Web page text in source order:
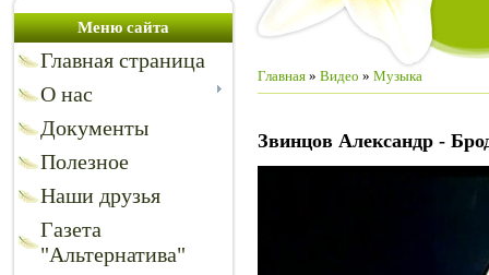
Меню сайта
Главная страница
О нас
Документы
Полезное
Наши друзья
Газета
"Альтернатива"
Главная » Видео » Музыка
Звинцов Александр -